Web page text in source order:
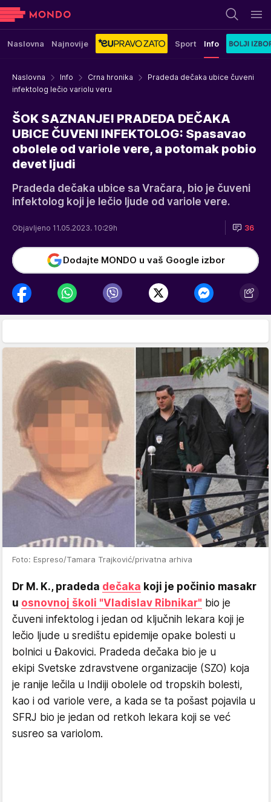
Naslovna Najnovije Sport Info
Naslovna Info Crna hronika
Pradeda dečaka ubice čuveni
infektolog lečio variolu veru
ŠOK SAZNANJE! PRADEDA DEČAKA
UBICE ČUVENI INFEKTOLOG: Spasavao
obolele od variole vere, a potomak pobio
devet ljudi
Pradeda dečaka ubice sa Vračara, bio je čuveni
infektolog koji je lečio ljude od variole vere.
Objavljeno 11.05.2023. 10:29h 36
Dodajte MONDO u vaš Google izbor
Foto: Espreso/Tamara Trajković/privatna arhiva
Dr M. K., pradeda dečaka koji je počinio masakr
u osnovnoj školi "Vladislav Ribnikar" bio je
čuveni infektolog i jedan od ključnih lekara koji je
lečio ljude u središtu epidemije opake bolesti u
bolnici u Đakovici. Pradeda dečaka bio je u
ekipi Svetske zdravstvene organizacije (SZO) koja
je ranije lečila u Indiji obolele od tropskih bolesti,
kao i od variole vere, a kada se ta pošast pojavila u
SFRJ bio je jedan od retkoh lekara koji se već
susreo sa variolom.